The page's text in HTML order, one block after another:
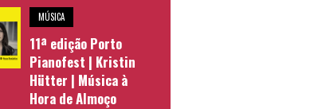
MÚSICA
11ª edição Porto
Pianofest | Kristin
Hütter | Música à
Hora de Almoço